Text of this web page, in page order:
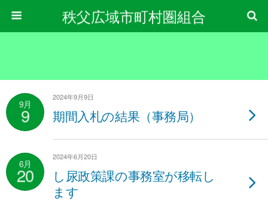
秩父広域市町村圏組合
9月
9
2024年9月9日
期間入札の結果（事務局）
6月
20
2024年6月20日
し尿政策課の事務室が移転し
ます